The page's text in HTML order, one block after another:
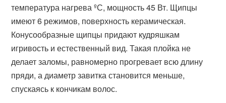
температура нагрева ºС, мощность 45 Вт. Щипцы
имеют 6 режимов, поверхность керамическая.
Конусообразные щипцы придают кудряшкам
игривость и естественный вид. Такая плойка не
делает заломы, равномерно прогревает всю длину
пряди, а диаметр завитка становится меньше,
спускаясь к кончикам волос.